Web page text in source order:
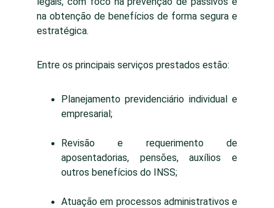
na obtenção de benefícios de forma segura e
estratégica.
Entre os principais serviços prestados estão:
Planejamento previdenciário individual e
empresarial;
Revisão e requerimento de
aposentadorias, pensões, auxílios e
outros benefícios do INSS;
Atuação em processos administrativos e